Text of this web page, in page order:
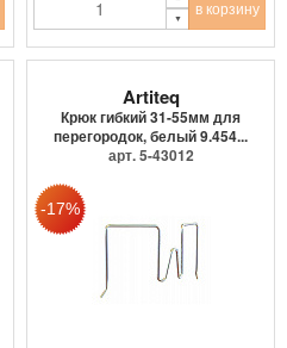
в корзину
Artiteq
Крюк гибкий 31-55мм для
перегородок, белый 9.454...
арт. 5-43012